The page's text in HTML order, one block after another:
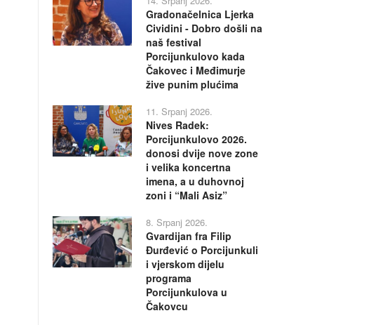
Gradonačelnica Ljerka
Cividini - Dobro došli na
naš festival
Porcijunkulovo kada
Čakovec i Međimurje
žive punim plućima
11. Srpanj 2026.
Nives Radek:
Porcijunkulovo 2026.
donosi dvije nove zone
i velika koncertna
imena, a u duhovnoj
zoni i “Mali Asiz”
8. Srpanj 2026.
Gvardijan fra Filip
Đurđević o Porcijunkuli
i vjerskom dijelu
programa
Porcijunkulova u
Čakovcu